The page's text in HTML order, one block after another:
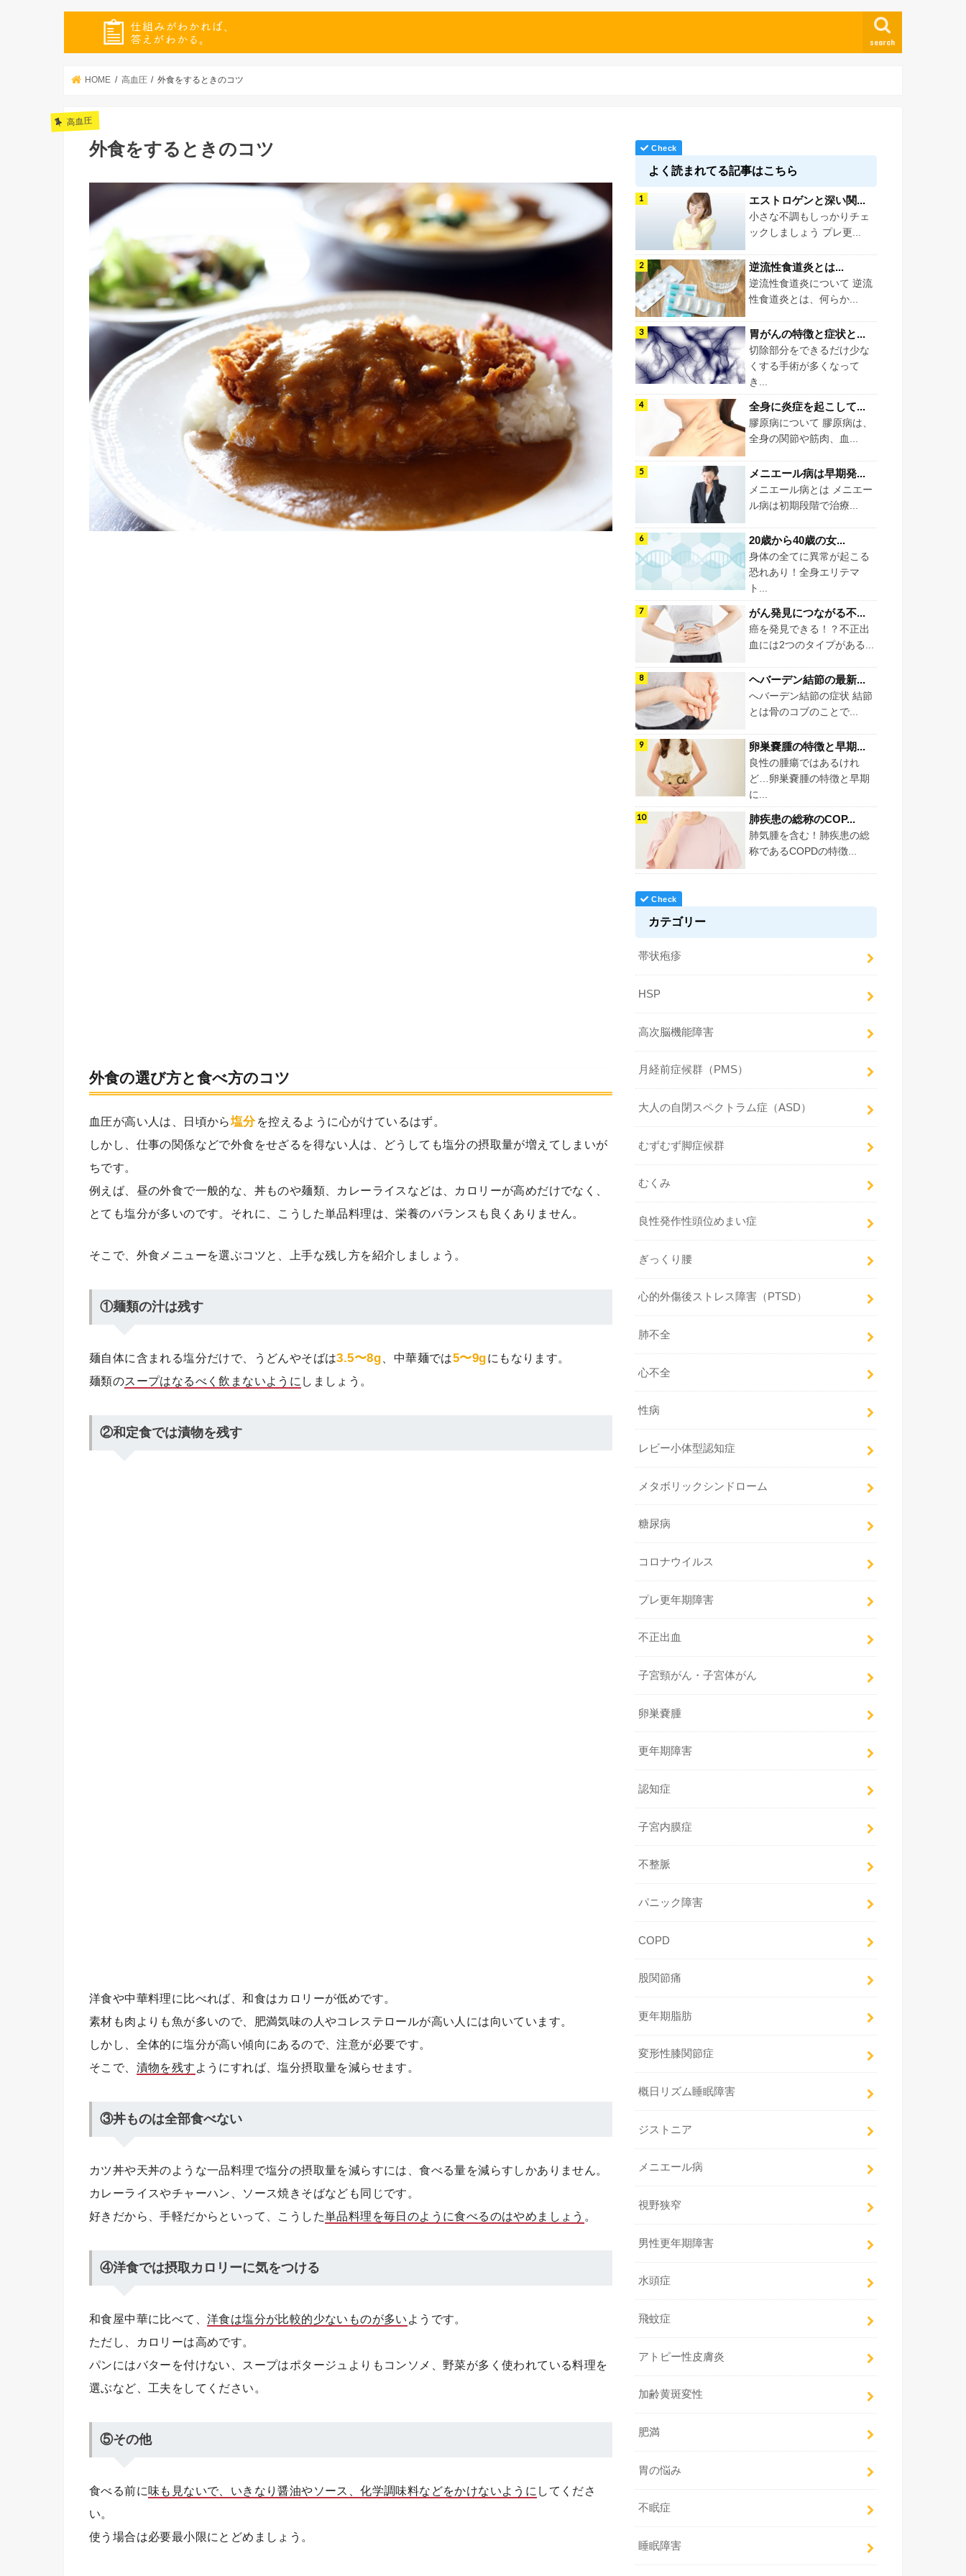
search
HOME 高血圧 外食をするときのコツ
高血圧
外食をするときのコツ
外食の選び方と食べ方のコツ
血圧が高い人は、日頃から塩分を控えるように心がけているはず。
しかし、仕事の関係などで外食をせざるを得ない人は、どうしても塩分の摂取量が増えてしまいが
ちです。
例えば、昼の外食で一般的な、丼ものや麺類、カレーライスなどは、カロリーが高めだけでなく、
とても塩分が多いのです。それに、こうした単品料理は、栄養のバランスも良くありません。
そこで、外食メニューを選ぶコツと、上手な残し方を紹介しましょう。
①麺類の汁は残す
麺自体に含まれる塩分だけで、うどんやそばは3.5〜8g 、中華麺では5〜9gにもなります。
麺類のスープはなるべく飲まないように しましょう。
②和定食では漬物を残す
洋食や中華料理に比べれば、和食はカロリーが低めです。
素材も肉よりも魚が多いので、肥満気味の人やコレステロールが高い人には向いています。
しかし、全体的に塩分が高い傾向にあるので、注意が必要です。
そこで、 漬物を残す ようにすれば、塩分摂取量を減らせます。
③丼ものは全部食べない
カツ丼や天丼のような一品料理で塩分の摂取量を減らすには、食べる量を減らすしかありません。
カレーライスやチャーハン、ソース焼きそばなども同じです。
好きだから、手軽だからといって、こうした単品料理を毎日のように食べるのはやめましょう 。
④洋食では摂取カロリーに気をつける
和食屋中華に比べて、 洋食は塩分が比較的少ないものが多い ようです。
ただし、カロリーは高めです。
パンにはバターを付けない、スープはポタージュよりもコンソメ、野菜が多く使われている料理を
選ぶなど、工夫をしてください。
⑤その他
食べる前に味も見ないで、いきなり醤油やソース、化学調味料などをかけないように してくださ
い。
使う場合は必要最小限にとどめましょう。
よく読まれてる記事はこちら
エストロゲンと深い関...
小さな不調もしっかりチェ
ックしましょう プレ更...
逆流性食道炎とは...
逆流性食道炎について 逆流
性食道炎とは、何らか...
胃がんの特徴と症状と...
切除部分をできるだけ少な
くする手術が多くなって
き...
全身に炎症を起こして...
膠原病について 膠原病は、
全身の関節や筋肉、血...
メニエール病は早期発...
メニエール病とは メニエー
ル病は初期段階で治療...
20歳から40歳の女...
身体の全てに異常が起こる
恐れあり！全身エリテマ
ト...
がん発見につながる不...
癌を発見できる！？不正出
血には2つのタイプがある...
ヘバーデン結節の最新...
へバーデン結節の症状 結節
とは骨のコブのことで...
卵巣嚢腫の特徴と早期...
良性の腫瘍ではあるけれ
ど…卵巣嚢腫の特徴と早期
に...
肺疾患の総称のCOP...
肺気腫を含む！肺疾患の総
称であるCOPDの特徴...
カテゴリー
帯状疱疹
HSP
高次脳機能障害
月経前症候群（PMS）
大人の自閉スペクトラム症（ASD）
むずむず脚症候群
むくみ
良性発作性頭位めまい症
ぎっくり腰
心的外傷後ストレス障害（PTSD）
肺不全
心不全
性病
レビー小体型認知症
メタボリックシンドローム
糖尿病
コロナウイルス
プレ更年期障害
不正出血
子宮頸がん・子宮体がん
卵巣嚢腫
更年期障害
認知症
子宮内膜症
不整脈
パニック障害
COPD
股関節痛
更年期脂肪
変形性膝関節症
概日リズム睡眠障害
ジストニア
メニエール病
視野狭窄
男性更年期障害
水頭症
飛蚊症
アトピー性皮膚炎
加齢黄斑変性
肥満
胃の悩み
不眠症
睡眠障害